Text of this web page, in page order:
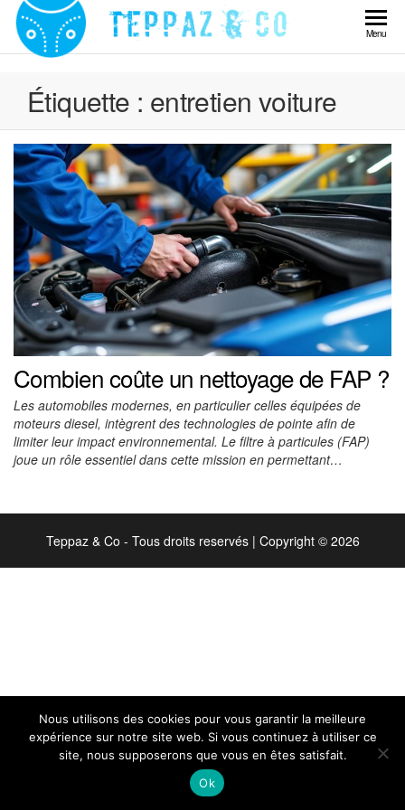
Skip
content
Teppaz
Menu
Étiquette : entretien voiture
Combien coûte un nettoyage de FAP ?
Les automobiles modernes, en particulier celles équipées de
moteurs diesel, intègrent des technologies de pointe afin de
limiter leur impact environnemental. Le filtre à particules (FAP)
joue un rôle essentiel dans cette mission en permettant…
Teppaz & Co - Tous droits reservés | Copyright © 2026
Nous utilisons des cookies pour vous garantir la meilleure
expérience sur notre site web. Si vous continuez à utiliser ce
site, nous supposerons que vous en êtes satisfait.
Ok